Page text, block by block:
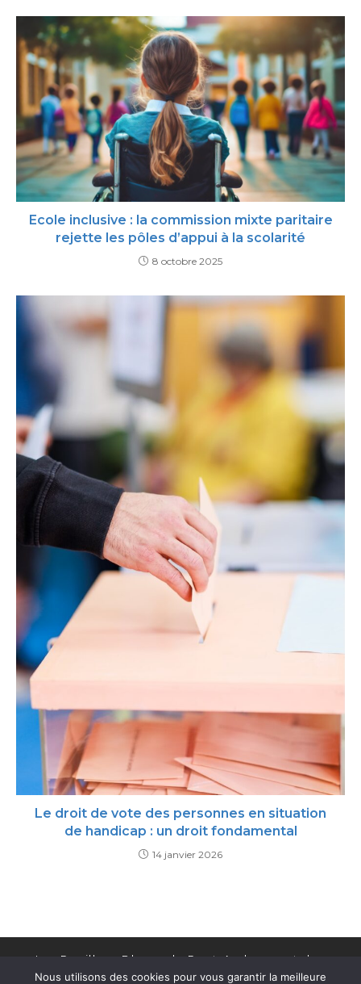
Ecole inclusive : la commission mixte paritaire
rejette les pôles d’appui à la scolarité
8 octobre 2025
Le droit de vote des personnes en situation
de handicap : un droit fondamental
14 janvier 2026
Les Papillons Blancs de Pont-Audemer et des
Cantons de la Risle
Nous utilisons des cookies pour vous garantir la meilleure